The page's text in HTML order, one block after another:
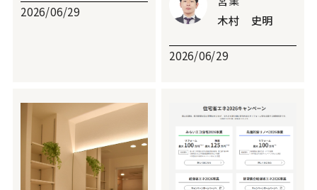
2026/06/29
木村 史明
2026/06/29